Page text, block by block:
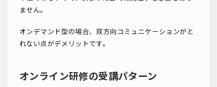
ません。
オンデマンド型の場合、双方向コミュニケーションがと
れない点がデメリットです。
オンライン研修の受講パターン